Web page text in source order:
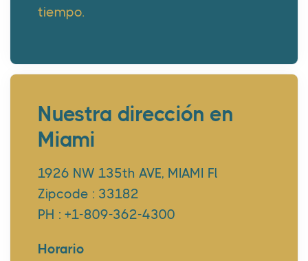
tiempo.
Nuestra dirección en
Miami
1926 NW 135th AVE, MIAMI Fl
Zipcode : 33182
PH : +1-809-362-4300
Horario